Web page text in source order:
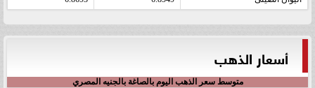
أسعار الذهب
متوسط سعر الذهب اليوم بالصاغة بالجنيه المصري